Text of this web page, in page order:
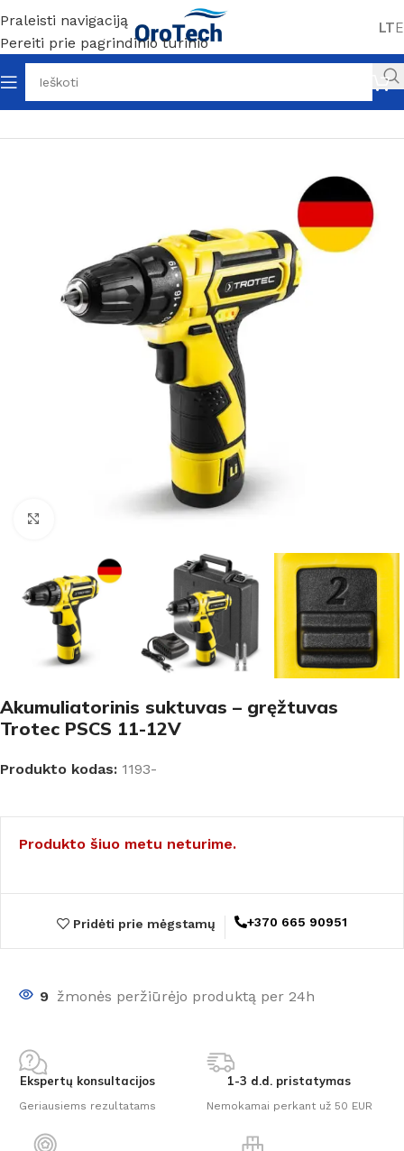
Praleisti navigaciją
Pereiti prie pagrindinio turinio
LT
Pradžia Be kategorijos
Akumuliatorinis suktuvas – gręžtuvas
Trotec PSCS 11-12V
Produkto kodas: 1193-
Produkto šiuo metu neturime.
Pridėti prie mėgstamų +370 665 90951
9 žmonės peržiūrėjo produktą per 24h
Ekspertų konsultacijos
Geriausiems rezultatams
1-3 d.d. pristatymas
Nemokamai perkant už 50 EUR